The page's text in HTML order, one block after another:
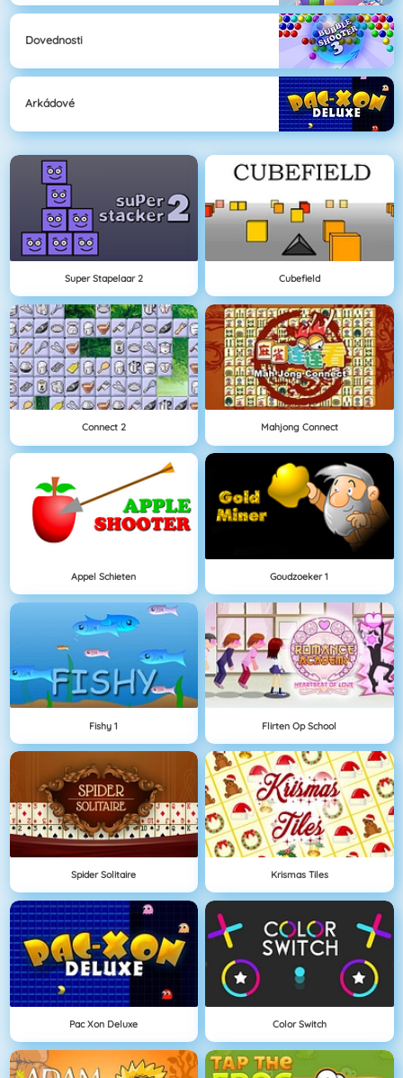
Dovednosti
Arkádové
Super Stapelaar 2 Cubefield
Connect 2 Mahjong Connect
Appel Schieten Goudzoeker 1
Fishy 1 Flirten Op School
Spider Solitaire Krismas Tiles
Pac Xon Deluxe Color Switch